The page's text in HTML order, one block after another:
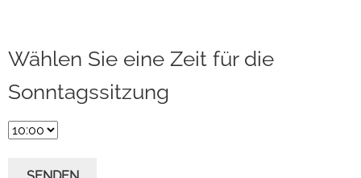
Wählen Sie eine Zeit für die
Sonntagssitzung